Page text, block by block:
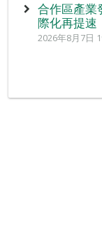
合作區產業
際化再提速
2026年8月7日